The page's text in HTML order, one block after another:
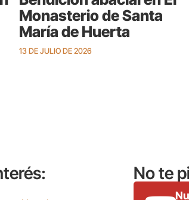
Monasterio de Santa
María de Huerta
13 DE JULIO DE 2026
No te